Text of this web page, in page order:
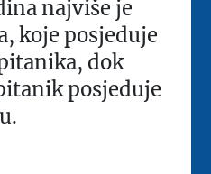
najviše je
koje posjeduje
dok
posjeduje